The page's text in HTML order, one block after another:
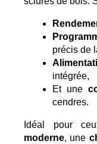
précis de
intégrée,
Et une
cendres.
Idéal pour
moderne, une